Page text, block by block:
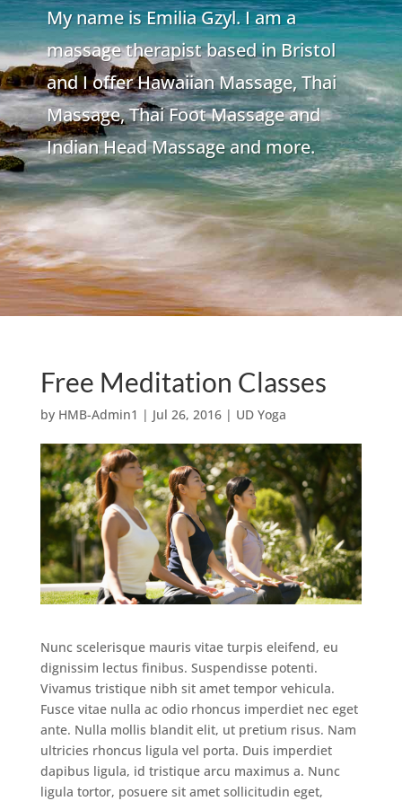
My name is Emilia Gzyl. I am a
massage therapist based in Bristol
and I offer Hawaiian Massage, Thai
Massage, Thai Foot Massage and
Indian Head Massage and more.
Free Meditation Classes
by HMB-Admin1 | Jul 26, 2016| UD Yoga
Nunc scelerisque mauris vitae turpis eleifend, eu
dignissim lectus finibus. Suspendisse potenti.
Vivamus tristique nibh sit amet tempor vehicula.
Fusce vitae nulla ac odio rhoncus imperdiet nec eget
ante. Nulla mollis blandit elit, ut pretium risus. Nam
ultricies rhoncus ligula vel porta. Duis imperdiet
dapibus ligula, id tristique arcu maximus a. Nunc
ligula tortor, posuere sit amet sollicitudin eget,